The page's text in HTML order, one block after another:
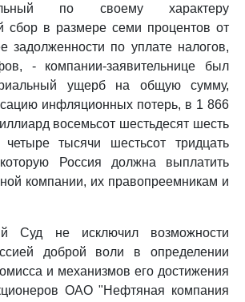
по своему характеру
сбор в размере семи процентов от
по уплате налогов,
- компании-заявительнице был
ущерб на общую сумму,
инфляционных потерь, в 1 866
восемьсот шестьдесят шесть
тысячи шестьсот тридцать
Россия должна выплатить
компании, их правопреемникам и
Суд не исключил возможности
доброй воли в определении
и механизмов его достижения
ОАО "Нефтяная компания